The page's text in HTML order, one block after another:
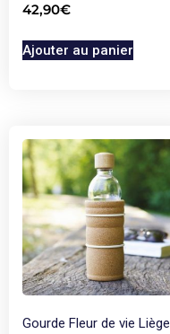
42,90€
Ajouter au panier
Gourde Fleur de vie Liège